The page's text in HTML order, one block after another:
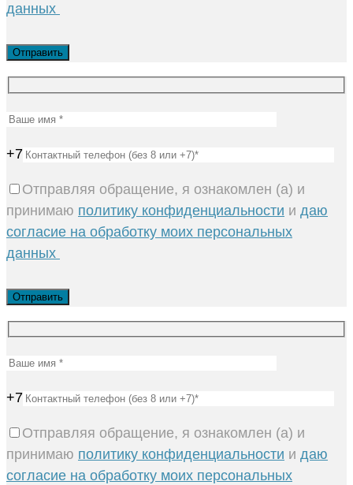
данных
+7
Отправляя обращение, я ознакомлен (а) и
принимаю политику конфиденциальности и даю
согласие на обработку моих персональных
данных
+7
Отправляя обращение, я ознакомлен (а) и
принимаю политику конфиденциальности и даю
согласие на обработку моих персональных